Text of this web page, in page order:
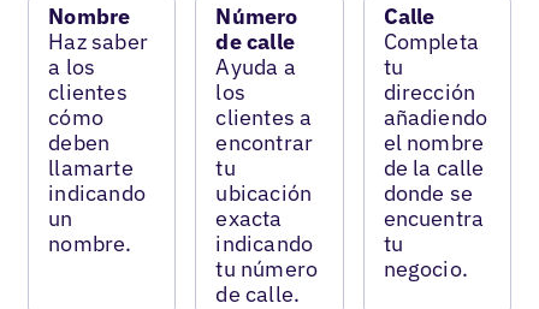
Nombre
Haz saber
a los
clientes
cómo
deben
llamarte
indicando
un
nombre.
Número
de calle
Ayuda a
los
clientes a
encontrar
tu
ubicación
exacta
indicando
tu número
de calle.
Calle
Completa
tu
dirección
añadiendo
el nombre
de la calle
donde se
encuentra
tu
negocio.